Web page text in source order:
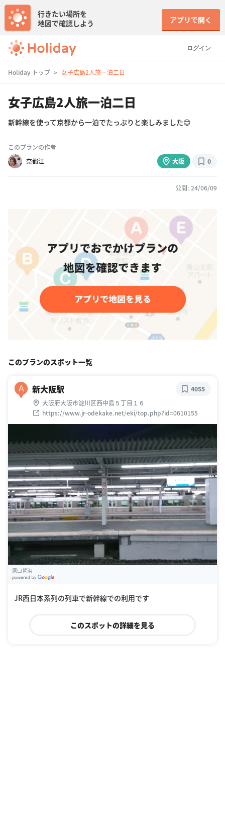
ログイン
行きたい場所を
地図で確認しよう
アプリで開く
Holiday トップ 女子広島2人旅一泊二日
女子広島2人旅一泊二日
新幹線を使って京都から一泊でたっぷりと楽しみました😊
このプランの作者
奈都江
大阪 0
公開: 24/06/09
このプランのスポット一覧
A 新大阪駅
大阪府大阪市淀川区西中島５丁目１６
https://www.jr-odekake.net/eki/top.php?id=0610155
4055
原口哲治
JR西日本系列の列車で新幹線での利用です
このスポットの詳細を見る